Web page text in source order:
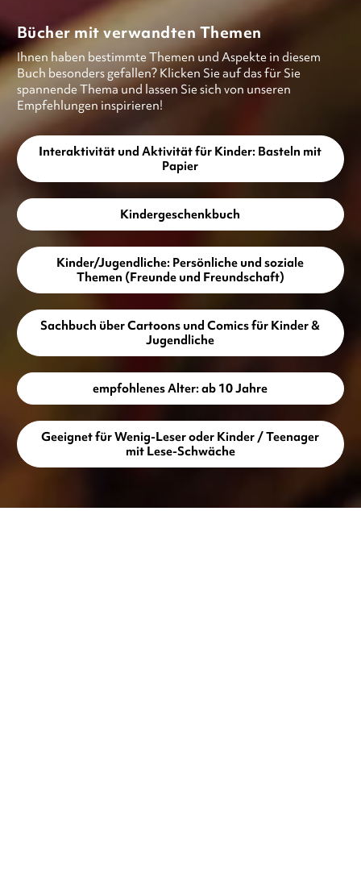
Bücher mit verwandten Themen
Ihnen haben bestimmte Themen und Aspekte in diesem
Buch besonders gefallen? Klicken Sie auf das für Sie
spannende Thema und lassen Sie sich von unseren
Empfehlungen inspirieren!
Interaktivität und Aktivität für Kinder: Basteln mit
Papier
Kindergeschenkbuch
Kinder/Jugendliche: Persönliche und soziale
Themen (Freunde und Freundschaft)
Sachbuch über Cartoons und Comics für Kinder &
Jugendliche
empfohlenes Alter: ab 10 Jahre
Geeignet für Wenig-Leser oder Kinder / Teenager
mit Lese-Schwäche